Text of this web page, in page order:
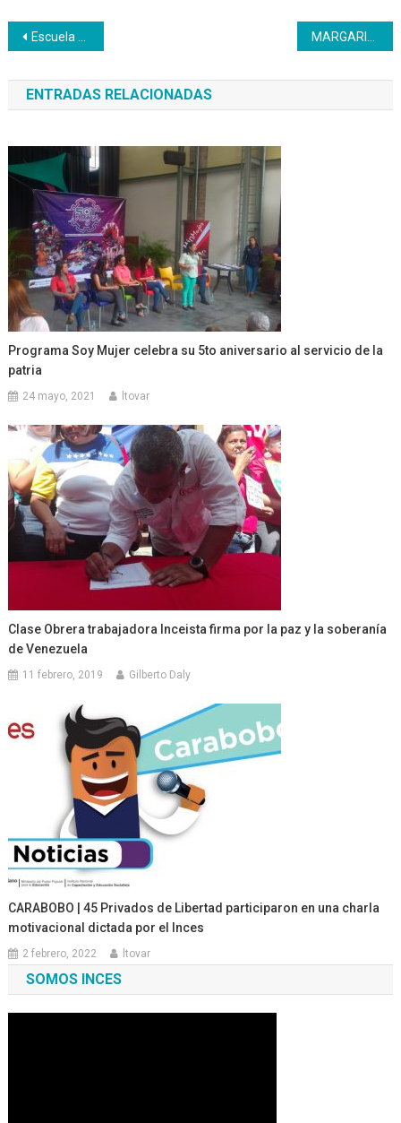
Navegación
de
entradas
Escuela de Medios y Comunicación del Inces inicia febrero con nuevas formaciones
ENTRADAS RELACIONADAS
Programa Soy Mujer celebra su 5to aniversario al servicio de la
patria
24 mayo, 2021 ltovar
Clase Obrera trabajadora Inceista firma por la paz y la soberanía
de Venezuela
11 febrero, 2019 Gilberto Daly
CARABOBO | 45 Privados de Libertad participaron en una charla
motivacional dictada por el Inces
2 febrero, 2022 ltovar
SOMOS INCES